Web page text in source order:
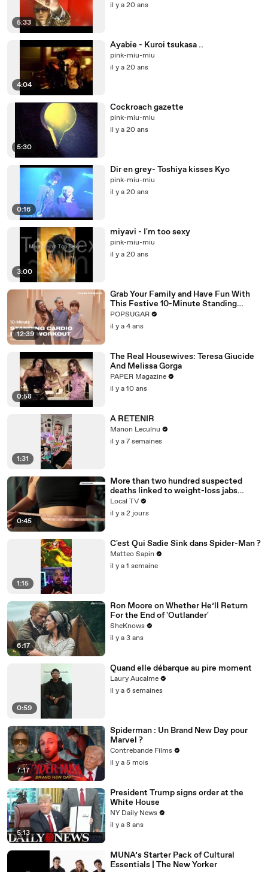
5:33
il y a 20 ans
4:04
Ayabie - Kuroi tsukasa ..
pink-miu-miu
il y a 20 ans
5:30
Cockroach gazette
pink-miu-miu
il y a 20 ans
0:16
Dir en grey- Toshiya kisses Kyo
pink-miu-miu
il y a 20 ans
3:00
miyavi - I'm too sexy
pink-miu-miu
il y a 20 ans
12:39
Grab Your Family and Have Fun With
This Festive 10-Minute Standing
Cardio Workout
POPSUGAR
il y a 4 ans
0:58
The Real Housewives: Teresa Giucide
And Melissa Gorga
PAPER Magazine
il y a 10 ans
1:31
A RETENIR
Manon Leculnu
il y a 7 semaines
0:45
More than two hundred suspected
deaths linked to weight-loss jabs
reported to regulator
Local TV
il y a 2 jours
1:15
C'est Qui Sadie Sink dans Spider-Man ?
Matteo Sapin
il y a 1 semaine
6:17
Ron Moore on Whether He’ll Return
For the End of 'Outlander'
SheKnows
il y a 3 ans
0:59
Quand elle débarque au pire moment
Laury Aucalme
il y a 6 semaines
7:17
Spiderman : Un Brand New Day pour
Marvel ?
Contrebande Films
il y a 5 mois
5:13
President Trump signs order at the
White House
NY Daily News
il y a 8 ans
MUNA’s Starter Pack of Cultural
Essentials | The New Yorker